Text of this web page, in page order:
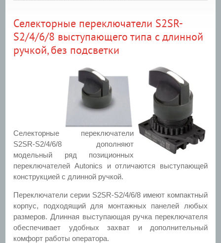
Селекторные переключатели S2SR-
S2/4/6/8 выступающего типа с длинной
ручкой, без подсветки
Селекторные переключатели
S2SR-S2/4/6/8 дополняют
модельный ряд позиционных
переключателей Autonics и отличаются выступающей
конструкцией с длинной ручкой.
Переключатели серии S2SR-S2/4/6/8 имеют компактный
корпус, подходящий для монтажных панелей любых
размеров. Длинная выступающая ручка переключателя
обеспечивает удобных захват и дополнительный
комфорт работы оператора.